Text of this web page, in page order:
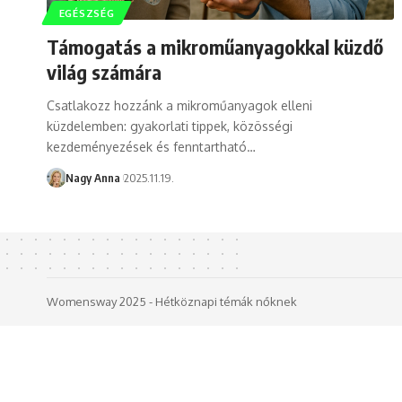
EGÉSZSÉG
Támogatás a mikroműanyagokkal küzdő
világ számára
Csatlakozz hozzánk a mikroműanyagok elleni
küzdelemben: gyakorlati tippek, közösségi
kezdeményezések és fenntartható…
Nagy Anna 2025.11.19.
Womensway 2025 - Hétköznapi témák nőknek